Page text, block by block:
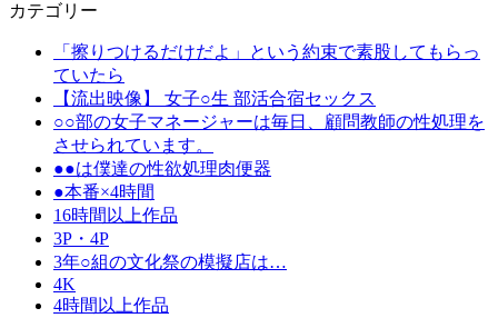
カテゴリー
「擦りつけるだけだよ」という約束で素股してもらっ
ていたら
【流出映像】 女子○生 部活合宿セックス
○○部の女子マネージャーは毎日、顧問教師の性処理を
させられています。
●●は僕達の性欲処理肉便器
●本番×4時間
16時間以上作品
3P・4P
3年○組の文化祭の模擬店は…
4K
4時間以上作品